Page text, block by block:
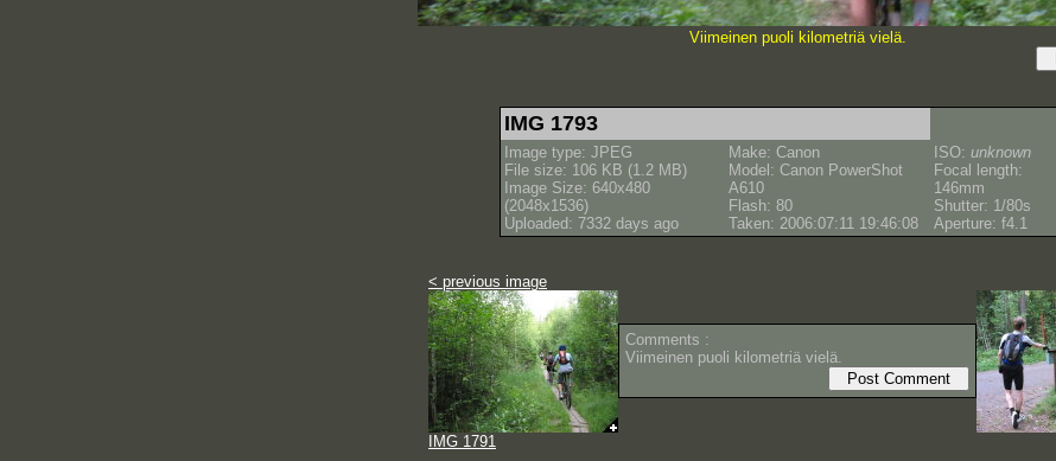
Viimeinen puoli kilometriä vielä.
IMG 1793
Image type: JPEG
File size: 106 KB (1.2 MB)
Image Size: 640x480
(2048x1536)
Uploaded: 7332 days ago
Make: Canon
Model: Canon PowerShot
A610
Flash: 80
Taken: 2006:07:11 19:46:08
ISO: unknown
Focal length:
146mm
Shutter: 1/80s
Aperture: f4.1
< previous image
IMG 1791
Comments :
Viimeinen puoli kilometriä vielä.